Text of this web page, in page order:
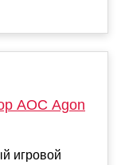
AOC Agon
игровой